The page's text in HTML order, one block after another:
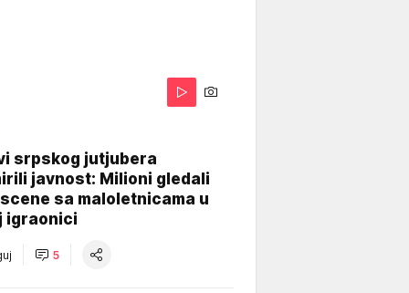
srpskog jutjubera
javnost: Milioni gledali
sa maloletnicama u
igraonici
5